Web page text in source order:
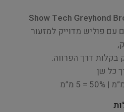
Show Tech Greyhond
עם פוליש מדוייק למזעור
דרך הפרווה.